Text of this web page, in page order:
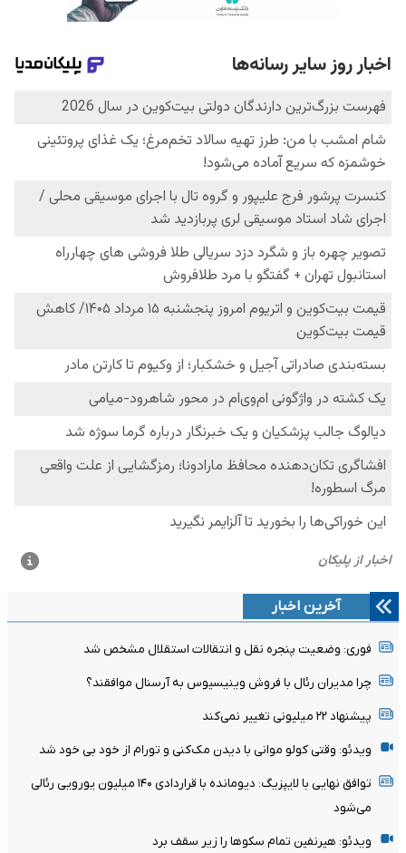
آخرین اخبار
فوری: وضعیت پنجره نقل و انتقالات استقلال مشخص شد
چرا مدیران رئال با فروش وینیسیوس به آرسنال موافقند؟
پیشنهاد ۲۲ میلیونی تغییر نمی‌کند
ویدئو: وقتی کولو موانی با دیدن مک‌کنی و تورام از خود بی خود شد
توافق نهایی با لایپزیگ: دیومانده با قراردادی ۱۴۰ میلیون یورویی رئالی
می‌شود
ویدئو: هیرنفین تمام سکوها را زیر سقف برد